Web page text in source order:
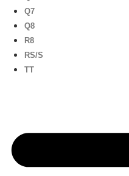
Q7
Q8
R8
RS/S
TT